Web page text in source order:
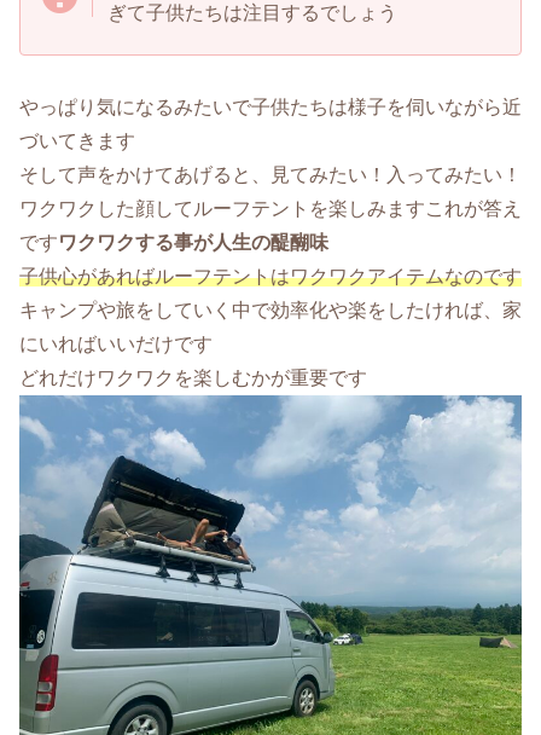
ぎて子供たちは注目するでしょう
やっぱり気になるみたいで子供たちは様子を伺いながら近
づいてきます
そして声をかけてあげると、見てみたい！入ってみたい！
ワクワクした顔してルーフテントを楽しみますこれが答え
ですワクワクする事が人生の醍醐味
子供心があればルーフテントはワクワクアイテムなのです
キャンプや旅をしていく中で効率化や楽をしたければ、家
にいればいいだけです
どれだけワクワクを楽しむかが重要です